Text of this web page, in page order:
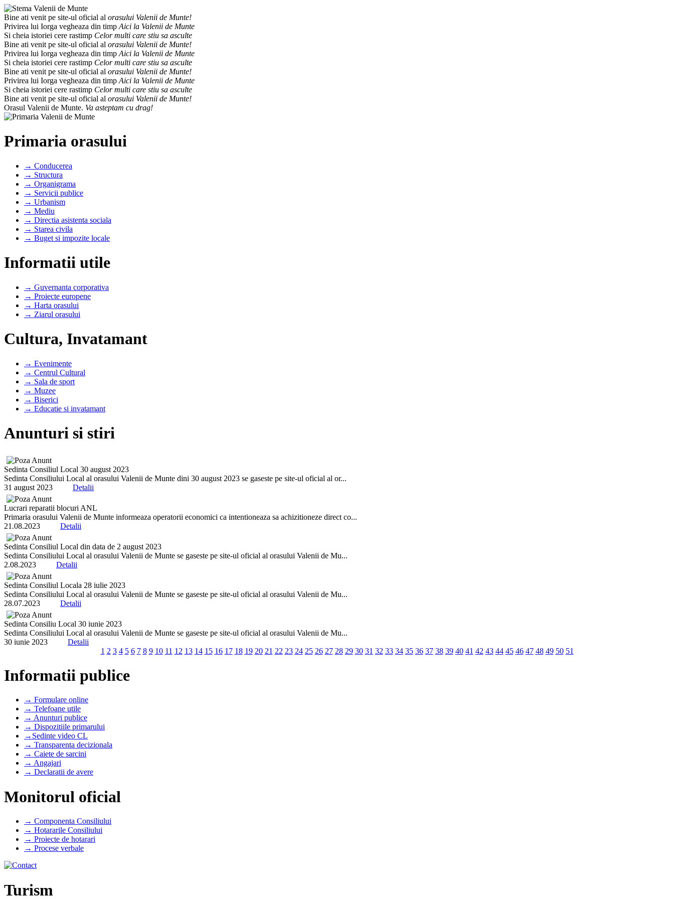
Bine ati venit pe site-ul oficial al orasului Valenii de Munte!
Privirea lui Iorga vegheaza din timp Aici la Valenii de Munte
Si cheia istoriei cere rastimp Celor multi care stiu sa asculte
Bine ati venit pe site-ul oficial al orasului Valenii de Munte!
Privirea lui Iorga vegheaza din timp Aici la Valenii de Munte
Si cheia istoriei cere rastimp Celor multi care stiu sa asculte
Bine ati venit pe site-ul oficial al orasului Valenii de Munte!
Privirea lui Iorga vegheaza din timp Aici la Valenii de Munte
Si cheia istoriei cere rastimp Celor multi care stiu sa asculte
Bine ati venit pe site-ul oficial al orasului Valenii de Munte!
Orasul Valenii de Munte. Va asteptam cu drag!
Primaria orasului
→ Conducerea
→ Structura
→ Organigrama
→ Servicii publice
→ Urbanism
→ Mediu
→ Directia asistenta sociala
→ Starea civila
→ Buget si impozite locale
Informatii utile
→ Guvernanta corporativa
→ Proiecte europene
→ Harta orasului
→ Ziarul orasului
Cultura, Invatamant
→ Evenimente
→ Centrul Cultural
→ Sala de sport
→ Muzee
→ Biserici
→ Educatie si invatamant
Anunturi si stiri
Sedinta Consiliul Local 30 august 2023
Sedinta Consiliului Local al orasului Valenii de Munte dini 30 august 2023 se gaseste pe site-ul oficial al or...
31 august 2023 Detalii
Lucrari reparatii blocuri ANL
Primaria orasului Valenii de Munte informeaza operatorii economici ca intentioneaza sa achizitioneze direct co...
21.08.2023 Detalii
Sedinta Consiliul Local din data de 2 august 2023
Sedinta Consiliului Local al orasului Valenii de Munte se gaseste pe site-ul oficial al orasului Valenii de Mu...
2.08.2023 Detalii
Sedinta Consiliul Locala 28 iulie 2023
Sedinta Consiliului Local al orasului Valenii de Munte se gaseste pe site-ul oficial al orasului Valenii de Mu...
28.07.2023 Detalii
Sedinta Consiliu Local 30 iunie 2023
Sedinta Consiliului Local al orasului Valenii de Munte se gaseste pe site-ul oficial al orasului Valenii de Mu...
30 iunie 2023 Detalii
1 2 3 4 5 6 7 8 9 10 11 12 13 14 15 16 17 18 19 20 21 22 23 24 25 26 27 28 29 30 31 32 33 34 35 36 37 38 39 40 41 42 43 44 45 46 47 48 49 50 51
Informatii publice
→ Formulare online
→ Telefoane utile
→ Anunturi publice
→ Dispozitiile primarului
→Sedinte video CL
→ Transparenta decizionala
→ Caiete de sarcini
→ Angajari
→ Declaratii de avere
Monitorul oficial
→ Componenta Consiliului
→ Hotararile Consiliului
→ Proiecte de hotarari
→ Procese verbale
Turism